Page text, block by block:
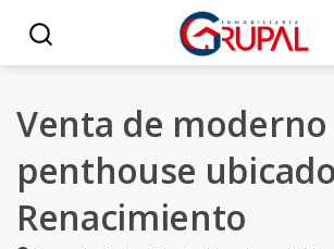
Venta de moderno
penthouse
Renacimiento